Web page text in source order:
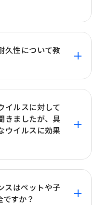
久性について教
イルスに対して
きましたが、具
ウイルスに効果
スはペットや子
すか？